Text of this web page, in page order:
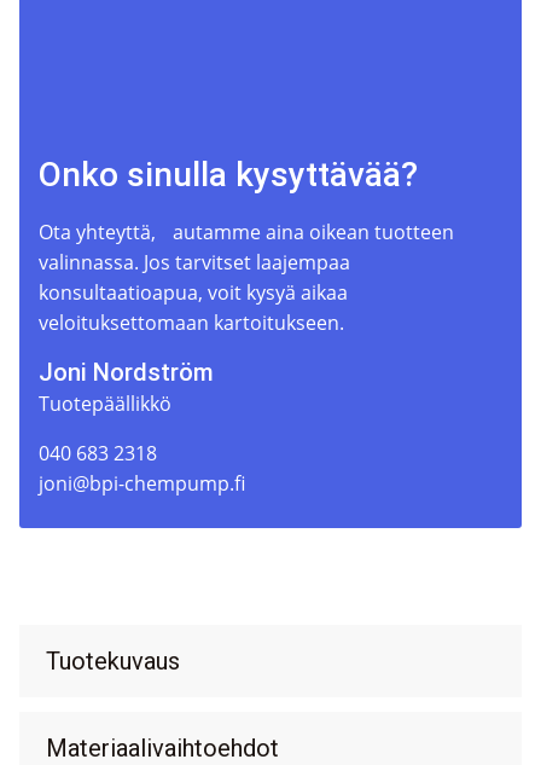
Onko sinulla kysyttävää?
Ota yhteyttä, autamme aina oikean tuotteen
valinnassa. Jos tarvitset laajempaa
konsultaatioapua, voit kysyä aikaa
veloituksettomaan kartoitukseen.
Joni Nordström
Tuotepäällikkö
040 683 2318
joni@bpi-chempump.fi
Tuotekuvaus
Materiaalivaihtoehdot